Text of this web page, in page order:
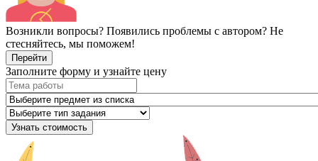
Возникли вопросы? Появились проблемы с автором? Не
стесняйтесь, мы поможем!
Перейти
Заполните форму и узнайте цену
Узнать стоимость